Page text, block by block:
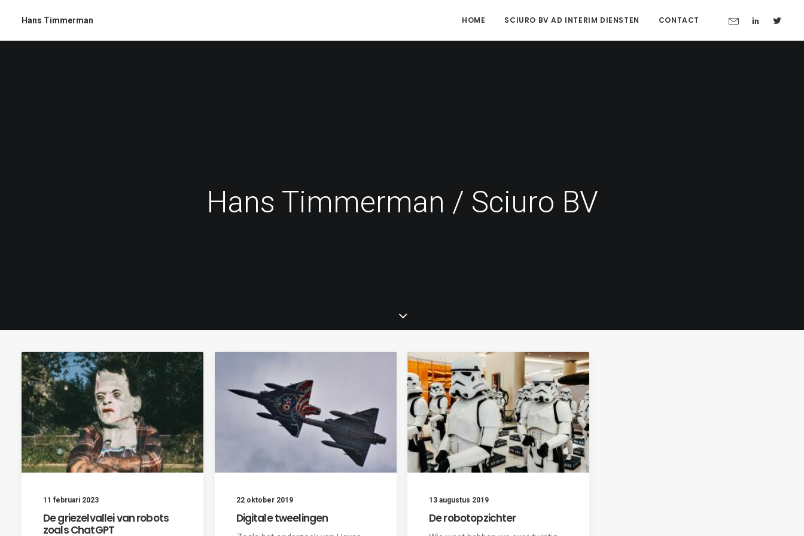
Hans Timmerman HOME SCIURO BV AD INTERIM DIENSTEN CONTACT
Hans Timmerman / Sciuro BV
11 februari 2023
De griezelvallei van robots
zoals ChatGPT
22 oktober 2019
Digitale tweelingen
13 augustus 2019
De robotopzichter